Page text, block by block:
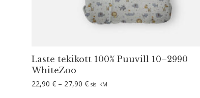
Laste tekikott 100% Puuvill 10–2990
WhiteZoo
22,90 € – 27,90 €Hinnavahemik: 22,90 € kuni 27,90 €
sis. KM